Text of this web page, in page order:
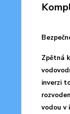
Zpětná
inverzi
vodou v